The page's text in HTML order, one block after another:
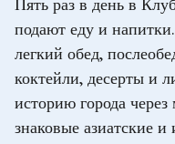
Пять раз в день в
подают еду и
легкий обед,
коктейли, десерты и
историю города
знаковые азиатские